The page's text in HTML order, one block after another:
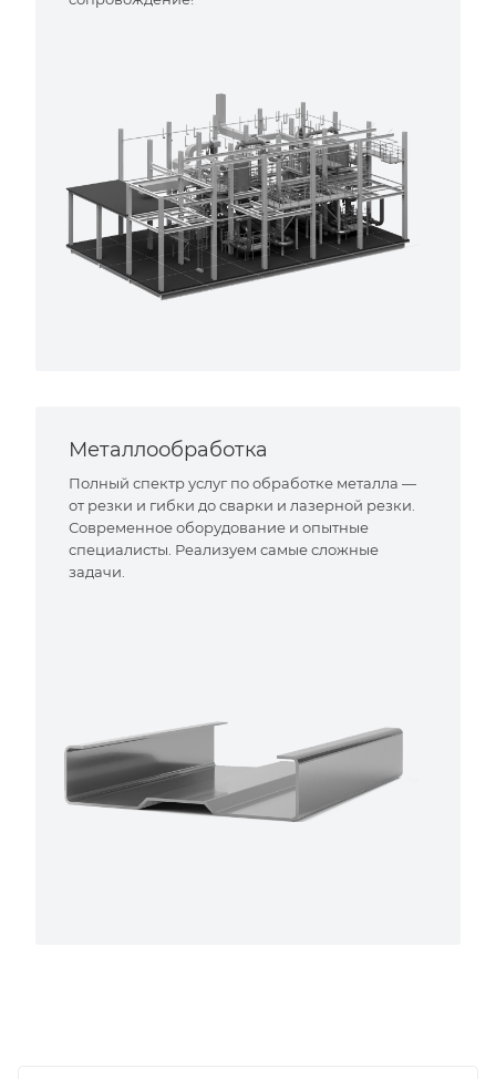
Металлообработка
Полный спектр услуг по обработке металла —
от резки и гибки до сварки и лазерной резки.
Современное оборудование и опытные
специалисты. Реализуем самые сложные
задачи.